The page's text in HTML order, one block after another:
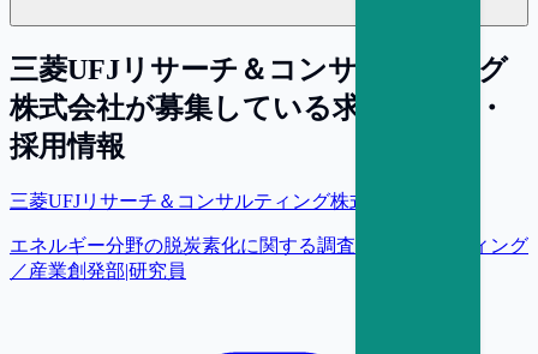
三菱UFJリサーチ＆コンサルティング
株式会社が募集している求人・転職・
採用情報
三菱UFJリサーチ＆コンサルティング株式会社
エネルギー分野の脱炭素化に関する調査・コンサルティング
／産業創発部|研究員